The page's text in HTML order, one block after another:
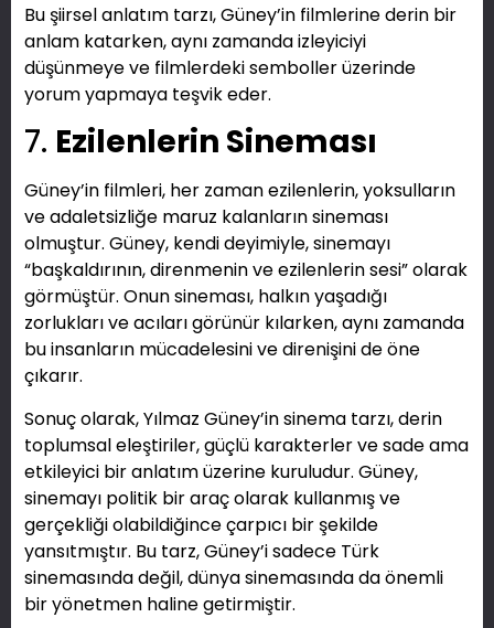
Bu şiirsel anlatım tarzı, Güney’in filmlerine derin bir
anlam katarken, aynı zamanda izleyiciyi
düşünmeye ve filmlerdeki semboller üzerinde
yorum yapmaya teşvik eder.
7. Ezilenlerin Sineması
Güney’in filmleri, her zaman ezilenlerin, yoksulların
ve adaletsizliğe maruz kalanların sineması
olmuştur. Güney, kendi deyimiyle, sinemayı
“başkaldırının, direnmenin ve ezilenlerin sesi” olarak
görmüştür. Onun sineması, halkın yaşadığı
zorlukları ve acıları görünür kılarken, aynı zamanda
bu insanların mücadelesini ve direnişini de öne
çıkarır.
Sonuç olarak, Yılmaz Güney’in sinema tarzı, derin
toplumsal eleştiriler, güçlü karakterler ve sade ama
etkileyici bir anlatım üzerine kuruludur. Güney,
sinemayı politik bir araç olarak kullanmış ve
gerçekliği olabildiğince çarpıcı bir şekilde
yansıtmıştır. Bu tarz, Güney’i sadece Türk
sinemasında değil, dünya sinemasında da önemli
bir yönetmen haline getirmiştir.